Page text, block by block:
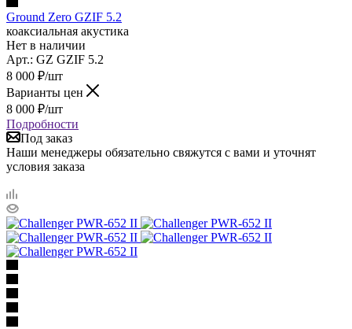
Ground Zero GZIF 5.2
коаксиальная акустика
Нет в наличии
Арт.: GZ GZIF 5.2
8 000 ₽/шт
Варианты цен
8 000 ₽/шт
Подробности
Под заказ
Наши менеджеры обязательно свяжутся с вами и уточнят
условия заказа